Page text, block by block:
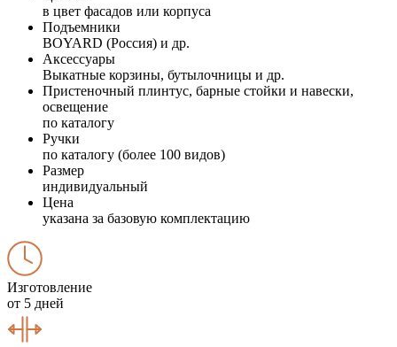
в цвет фасадов или корпуса
Подъемники
BOYARD (Россия) и др.
Аксессуары
Выкатные корзины, бутылочницы и др.
Пристеночный плинтус, барные стойки и навески,
освещение
по каталогу
Ручки
по каталогу (более 100 видов)
Размер
индивидуальный
Цена
указана за базовую комплектацию
Изготовление
от 5 дней